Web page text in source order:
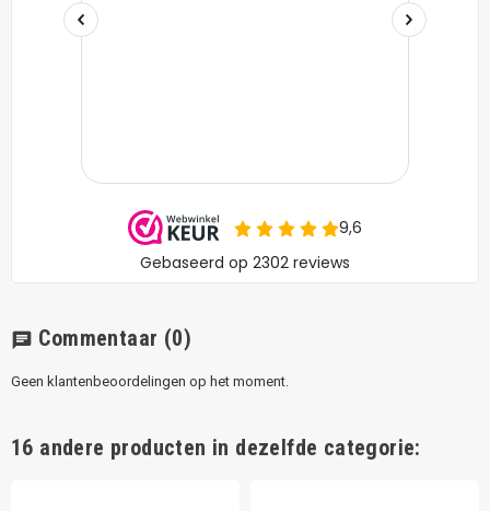
chat Commentaar (0)
Geen klantenbeoordelingen op het moment.
16 andere producten in dezelfde categorie: